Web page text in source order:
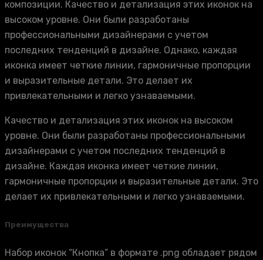
композиции. Качество и детализация этих иконок на
высоком уровне. Они были разработаны
профессиональными дизайнерами с учетом
последних тенденций в дизайне. Однако, каждая
иконка имеет четкие линии, гармоничные пропорции
и выразительные детали. Это делает их
привлекательными и легко узнаваемыми.
Качество и детализация этих иконок на высоком
уровне. Они были разработаны профессиональными
дизайнерами с учетом последних тенденций в
дизайне. Каждая иконка имеет четкие линии,
гармоничные пропорции и выразительные детали. Это
делает их привлекательными и легко узнаваемыми.
Преимущества
Набор иконок “Кнопка” в формате .png обладает рядом